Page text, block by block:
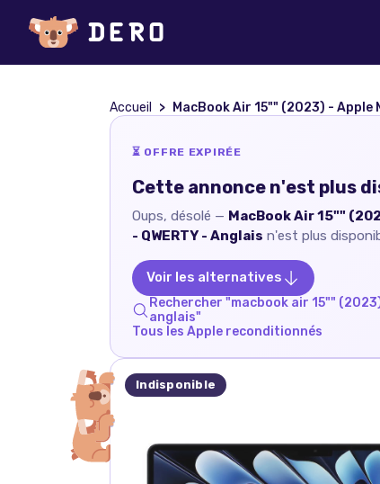
Accueil MacBook Air 15"" (2023) - Apple M2 avec CPU 8 cœurs et GPU 10 cœurs -
⏳ OFFRE EXPIRÉE
Cette annonce n'est plus
Oups, désolé — MacBook Air 15""
- QWERTY - Anglais n'est plus
Voir les alternatives
Rechercher "macbook air 15""
anglais"
Tous les Apple reconditionnés
Indisponible